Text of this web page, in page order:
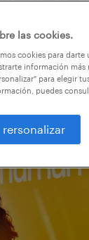
las cookies.
cookies para
información más
para elegir
puedes
rersonalizar